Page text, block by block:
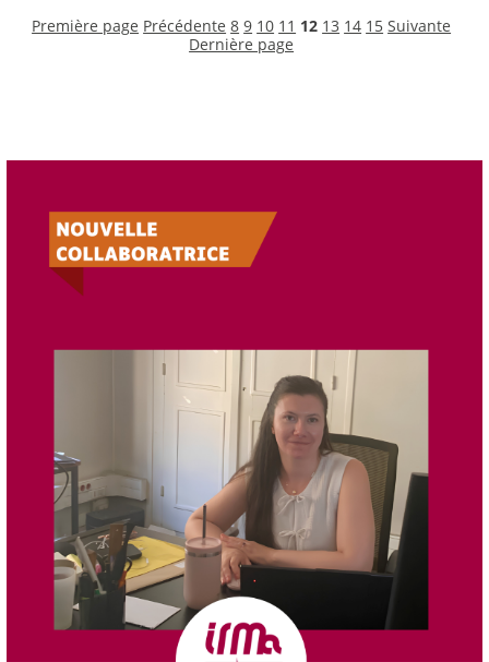
Première page Précédente 8 9 10 11 12 13 14 15 Suivante
Dernière page